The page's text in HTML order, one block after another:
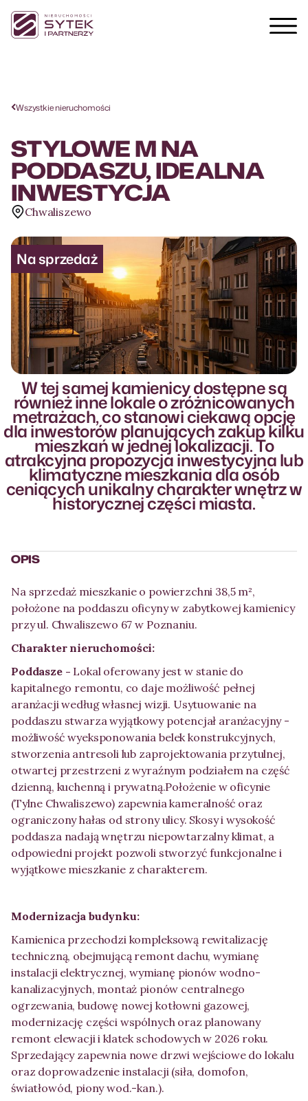
Wszystkie nieruchomości
STYLOWE M NA
PODDASZU, IDEALNA
INWESTYCJA
Chwaliszewo
Na sprzedaż
Więcej zdjęć
More photos
W tej samej kamienicy dostępne są
również inne lokale o zróżnicowanych
metrażach, co stanowi ciekawą opcję
dla inwestorów planujących zakup kilku
mieszkań w jednej lokalizacji. To
atrakcyjna propozycja inwestycyjna lub
klimatyczne mieszkania dla osób
ceniących unikalny charakter wnętrz w
historycznej części miasta.
OPIS
Na sprzedaż mieszkanie o powierzchni 38,5 m²,
położone na poddaszu oficyny w zabytkowej kamienicy
przy ul. Chwaliszewo 67 w Poznaniu.
Charakter nieruchomości:
Poddasze - Lokal oferowany jest w stanie do
kapitalnego remontu, co daje możliwość pełnej
aranżacji według własnej wizji. Usytuowanie na
poddaszu stwarza wyjątkowy potencjał aranżacyjny -
możliwość wyeksponowania belek konstrukcyjnych,
stworzenia antresoli lub zaprojektowania przytulnej,
otwartej przestrzeni z wyraźnym podziałem na część
dzienną, kuchenną i prywatną.Położenie w oficynie
(Tylne Chwaliszewo) zapewnia kameralność oraz
ograniczony hałas od strony ulicy. Skosy i wysokość
poddasza nadają wnętrzu niepowtarzalny klimat, a
odpowiedni projekt pozwoli stworzyć funkcjonalne i
wyjątkowe mieszkanie z charakterem.
Modernizacja budynku:
Kamienica przechodzi kompleksową rewitalizację
techniczną, obejmującą remont dachu, wymianę
instalacji elektrycznej, wymianę pionów wodno-
kanalizacyjnych, montaż pionów centralnego
ogrzewania, budowę nowej kotłowni gazowej,
modernizację części wspólnych oraz planowany
remont elewacji i klatek schodowych w 2026 roku.
Sprzedający zapewnia nowe drzwi wejściowe do lokalu
oraz doprowadzenie instalacji (siła, domofon,
światłowód, piony wod.-kan.).